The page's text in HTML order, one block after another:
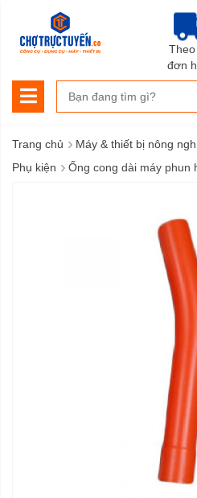
đơn
Trang chủ › Máy & thiết bị nông
Phụ kiện › Ống cong dài máy phun